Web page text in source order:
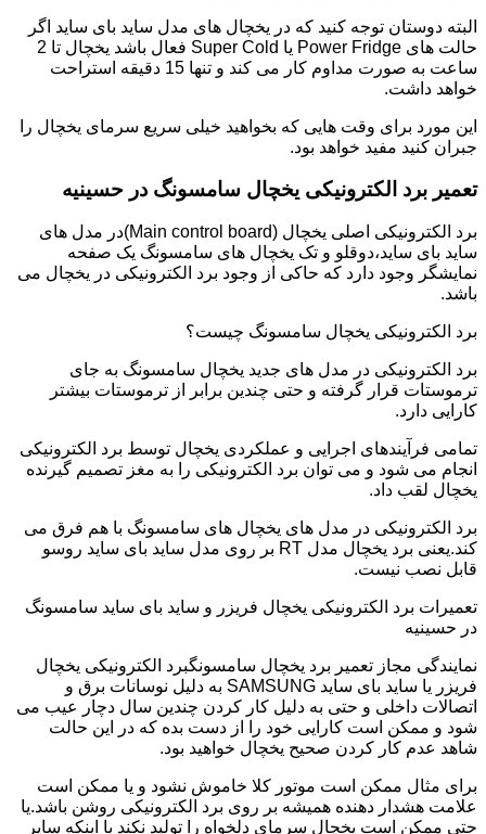
البته دوستان توجه کنید که در یخچال های مدل ساید بای ساید اگر
حالت های Power Fridge یا Super Cold فعال باشد یخچال تا 2
ساعت به صورت مداوم کار می کند و تنها 15 دقیقه استراحت
خواهد داشت.
این مورد برای وقت هایی که بخواهید خیلی سریع سرمای یخچال را
جبران کنید مفید خواهد بود.
تعمیر برد الکترونیکی یخچال سامسونگ در حسینیه
برد الکترونیکی اصلی یخچال (Main control board)در مدل های
ساید بای ساید،دوقلو و تک یخچال های سامسونگ یک صفحه
نمایشگر وجود دارد که حاکی از وجود برد الکترونیکی در یخچال می
باشد.
برد الکترونیکی یخچال سامسونگ چیست؟
برد الکترونیکی در مدل های جدید یخچال سامسونگ به جای
ترموستات قرار گرفته و حتی چندین برابر از ترموستات بیشتر
کارایی دارد.
تمامی فرآیندهای اجرایی و عملکردی یخچال توسط برد الکترونیکی
انجام می شود و می توان برد الکترونیکی را به مغز تصمیم گیرنده
یخچال لقب داد.
برد الکترونیکی در مدل های یخچال های سامسونگ با هم فرق می
کند.یعنی برد یخچال مدل RT بر روی مدل ساید بای ساید روسو
قابل نصب نیست.
تعمیرات برد الکترونیکی یخچال فریزر و ساید بای ساید سامسونگ
در حسینیه
نمایندگی مجاز تعمیر برد یخچال سامسونگبرد الکترونیکی یخچال
فریزر یا ساید بای ساید SAMSUNG به دلیل نوسانات برق و
اتصالات داخلی و حتی به دلیل کار کردن چندین سال دچار عیب می
شود و ممکن است کارایی خود را از دست بده که در این حالت
شاهد عدم کار کردن صحیح یخچال خواهید بود.
برای مثال ممکن است موتور کلا خاموش نشود و یا ممکن است
علامت هشدار دهنده همیشه بر روی برد الکترونیکی روشن باشد.یا
حتی ممکن است یخچال سرمای دلخواه را تولید نکند با اینکه سایر